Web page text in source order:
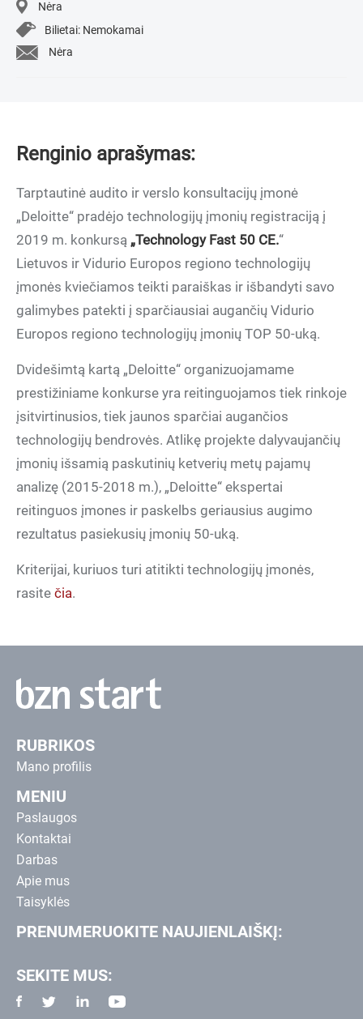
Nėra
Bilietai: Nemokamai
Nėra
Renginio aprašymas:
Tarptautinė audito ir verslo konsultacijų įmonė
„Deloitte“ pradėjo technologijų įmonių registraciją į
2019 m. konkursą „Technology Fast 50 CE.“
Lietuvos ir Vidurio Europos regiono technologijų
įmonės kviečiamos teikti paraiškas ir išbandyti savo
galimybes patekti į sparčiausiai augančių Vidurio
Europos regiono technologijų įmonių TOP 50-uką.
Dvidešimtą kartą „Deloitte“ organizuojamame
prestižiniame konkurse yra reitinguojamos tiek rinkoje
įsitvirtinusios, tiek jaunos sparčiai augančios
technologijų bendrovės. Atlikę projekte dalyvaujančių
įmonių išsamią paskutinių ketverių metų pajamų
analizę (2015-2018 m.), „Deloitte“ ekspertai
reitinguos įmones ir paskelbs geriausius augimo
rezultatus pasiekusių įmonių 50-uką.
Kriterijai, kuriuos turi atitikti technologijų įmonės,
rasite čia.
RUBRIKOS
Mano profilis
MENIU
Paslaugos
Kontaktai
Darbas
Apie mus
Taisyklės
PRENUMERUOKITE NAUJIENLAIŠKĮ:
SEKITE MUS: